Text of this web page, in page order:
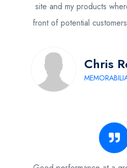
site and my products
front of potential
Chris